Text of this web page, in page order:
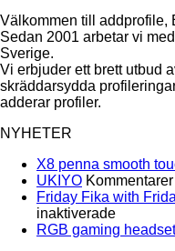
Välkommen till addprofile,
Sedan 2001 arbetar vi
Sverige.
Vi erbjuder ett brett utbud
skräddarsydda
adderar profiler.
NYHETER
X8 penna smooth
UKIYO
Friday Fika with
inaktiveradeför
Friday
RGB gaming headset